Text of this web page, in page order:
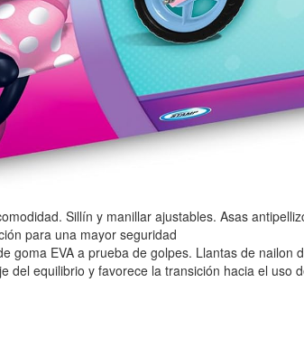
Sillín y manillar ajustables. Asas
para una mayor seguridad
goma EVA a prueba de golpes. Llantas de nailon
del equilibrio y favorece la transición hacia el uso